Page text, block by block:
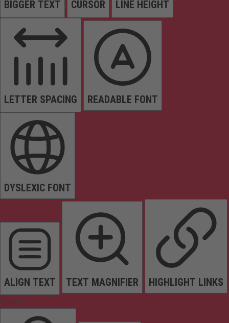
BIGGER TEXT CURSOR LINE HEIGHT
LETTER SPACING READABLE FONT
DYSLEXIC FONT
ALIGN TEXT TEXT MAGNIFIER HIGHLIGHT LINKS
Colors